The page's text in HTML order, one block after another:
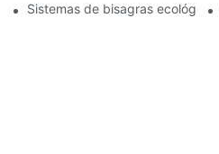
Sistemas de bisagras